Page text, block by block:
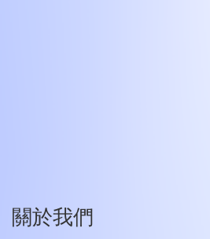
關於我們